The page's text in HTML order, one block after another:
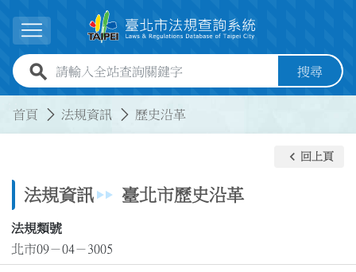
展開選單
全站查詢關鍵字欄位 搜尋
首頁 法規資訊 歷史沿革
法規資訊 臺北市歷史沿革
keyboard_arrow_left 回上頁
法規類號
北市09－04－3005